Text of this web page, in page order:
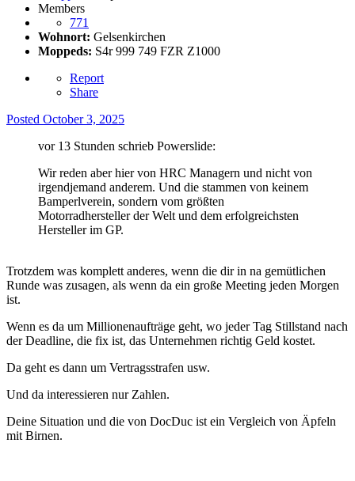
Members
771
Wohnort: Gelsenkirchen
Moppeds: S4r 999 749 FZR Z1000
Report
Share
Posted October 3, 2025
vor 13 Stunden schrieb Powerslide:
Wir reden aber hier von HRC Managern und nicht von
irgendjemand anderem. Und die stammen von keinem
Bamperlverein, sondern vom größten
Motorradhersteller der Welt und dem erfolgreichsten
Hersteller im GP.
Trotzdem was komplett anderes, wenn die dir in na gemütlichen
Runde was zusagen, als wenn da ein große Meeting jeden Morgen
ist.
Wenn es da um Millionenaufträge geht, wo jeder Tag Stillstand nach
der Deadline, die fix ist, das Unternehmen richtig Geld kostet.
Da geht es dann um Vertragsstrafen usw.
Und da interessieren nur Zahlen.
Deine Situation und die von DocDuc ist ein Vergleich von Äpfeln
mit Birnen.